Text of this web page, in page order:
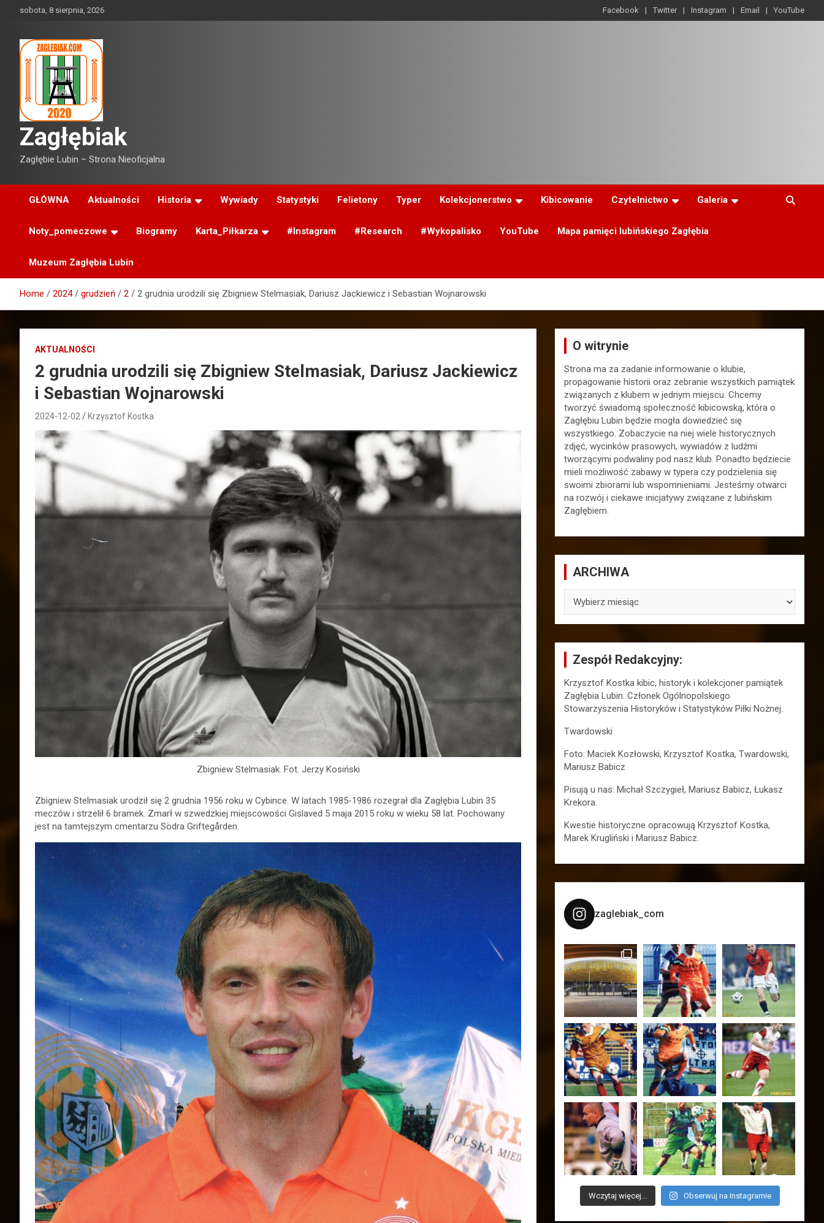
sobota, 8 sierpnia, 2026 Facebook Twitter Instagram Email YouTube
Zagłębiak
Zagłębie Lubin – Strona Nieoficjalna
GŁÓWNA Aktualności Historia Wywiady Statystyki Felietony Typer Kolekcjonerstwo Kibicowanie Czytelnictwo Galeria
Noty_pomeczowe Biogramy Karta_Piłkarza #Instagram #Research #Wykopalisko YouTube Mapa pamięci lubińskiego Zagłębia
Muzeum Zagłębia Lubin
Home 2024 grudzień 2 2 grudnia urodzili się Zbigniew Stelmasiak, Dariusz Jackiewicz i Sebastian Wojnarowski
AKTUALNOŚCI
2 grudnia urodzili się Zbigniew Stelmasiak, Dariusz Jackiewicz
i Sebastian Wojnarowski
2024-12-02 Krzysztof Kostka
Zbigniew Stelmasiak. Fot. Jerzy Kosiński
Zbigniew Stelmasiak urodził się 2 grudnia 1956 roku w Cybince. W latach 1985-1986 rozegrał dla Zagłębia Lubin 35
meczów i strzelił 6 bramek. Zmarł w szwedzkiej miejscowości Gislaved 5 maja 2015 roku w wieku 58 lat. Pochowany
jest na tamtejszym cmentarzu Södra Griftegården.
O witrynie
Strona ma za zadanie informowanie o klubie,
propagowanie historii oraz zebranie wszystkich pamiątek
związanych z klubem w jednym miejscu. Chcemy
tworzyć świadomą społeczność kibicowską, która o
Zagłębiu Lubin będzie mogła dowiedzieć się
wszystkiego. Zobaczycie na niej wiele historycznych
zdjęć, wycinków prasowych, wywiadów z ludźmi
tworzącymi podwaliny pod nasz klub. Ponadto będziecie
mieli możliwość zabawy w typera czy podzielenia się
swoimi zbiorami lub wspomnieniami. Jesteśmy otwarci
na rozwój i ciekawe inicjatywy związane z lubińskim
Zagłębiem.
ARCHIWA
Zespół Redakcyjny:
Krzysztof Kostka kibic, historyk i kolekcjoner pamiątek
Zagłębia Lubin. Członek Ogólnopolskiego
Stowarzyszenia Historyków i Statystyków Piłki Nożnej.
Twardowski
Foto: Maciek Kozłowski, Krzysztof Kostka, Twardowski,
Mariusz Babicz
Pisują u nas: Michał Szczygieł, Mariusz Babicz, Łukasz
Krekora.
Kwestie historyczne opracowują Krzysztof Kostka,
Marek Krugliński i Mariusz Babicz.
zaglebiak_com
Wczytaj więcej... Obserwuj na Instagramie